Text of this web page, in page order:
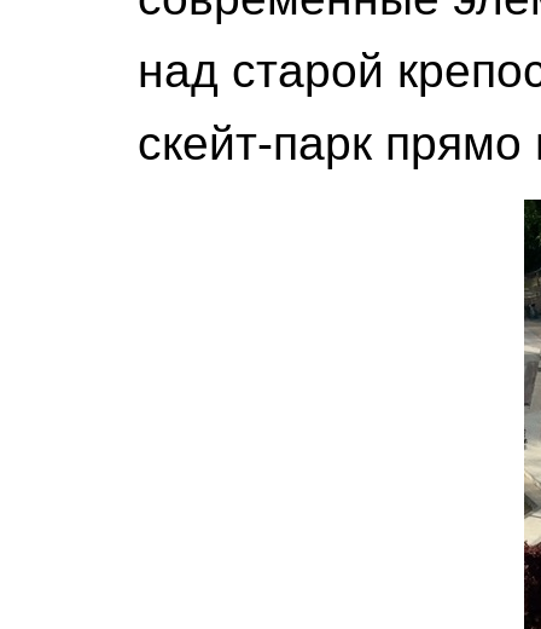
над старой
скейт-парк